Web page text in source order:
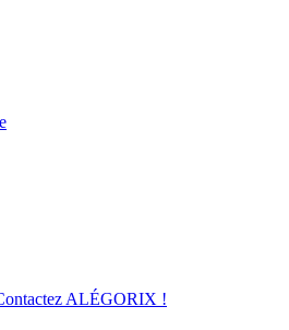
ALÉGORIX !